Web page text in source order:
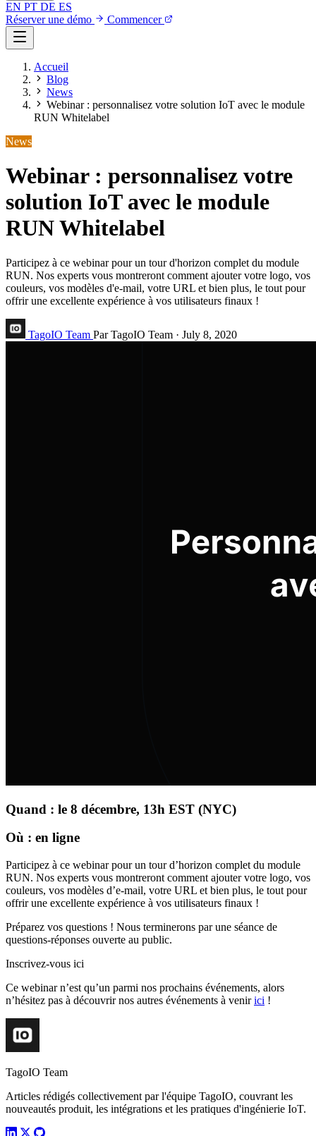
EN PT DE ES
Réserver une démo
Commencer
Accueil
Blog
News
Webinar : personnalisez votre solution IoT avec le module
RUN Whitelabel
News
Webinar : personnalisez votre
solution IoT avec le module
RUN Whitelabel
Participez à ce webinar pour un tour d'horizon complet du module
RUN. Nos experts vous montreront comment ajouter votre logo, vos
couleurs, vos modèles d'e-mail, votre URL et bien plus, le tout pour
offrir une excellente expérience à vos utilisateurs finaux !
TagoIO Team Par TagoIO Team · July 8, 2020
Quand : le 8 décembre, 13h EST (NYC)
Où : en ligne
Participez à ce webinar pour un tour d’horizon complet du module
RUN. Nos experts vous montreront comment ajouter votre logo, vos
couleurs, vos modèles d’e-mail, votre URL et bien plus, le tout pour
offrir une excellente expérience à vos utilisateurs finaux !
Préparez vos questions ! Nous terminerons par une séance de
questions-réponses ouverte au public.
Inscrivez-vous ici
Ce webinar n’est qu’un parmi nos prochains événements, alors
n’hésitez pas à découvrir nos autres événements à venirici !
TagoIO Team
Articles rédigés collectivement par l'équipe TagoIO, couvrant les
nouveautés produit, les intégrations et les pratiques d'ingénierie IoT.